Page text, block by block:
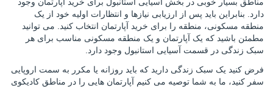
دارد. بنابراین باید پس از ارزیابی نیازها و انتظارات اولیه خود از یک
منطقه مسکونی، منطقه را برای خرید آپارتمان انتخاب کنید. می توانید
مطمئن باشید که یک آپارتمان و یک منطقه مسکونی مناسب برای هر
سبک زندگی در قسمت آسیایی استانبول وجود دارد.
فرض کنید یک سبک زندگی دارید که باید روزانه یا مکرر به سمت اروپایی
سفر کنید، ما به شما توصیه می کنیم آپارتمان هایی را در مناطق کادیکوی